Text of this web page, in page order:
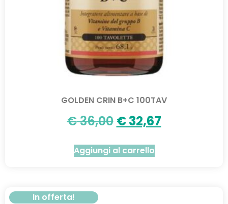
GOLDEN CRIN B+C 100TAV
€36,00 €32,67
Aggiungi al carrello
In offerta!